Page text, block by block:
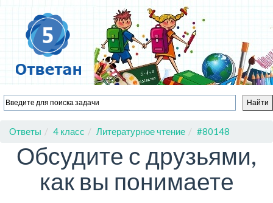
Ответы 4 класс Литературное чтение #80148
Обсудите с друзьями,
как вы понимаете